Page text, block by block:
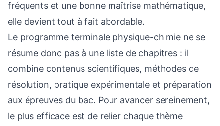
fréquents et une bonne maîtrise mathématique,
elle devient tout à fait abordable.
Le programme terminale physique-chimie ne se
résume donc pas à une liste de chapitres : il
combine contenus scientifiques, méthodes de
résolution, pratique expérimentale et préparation
aux épreuves du bac. Pour avancer sereinement,
le plus efficace est de relier chaque thème